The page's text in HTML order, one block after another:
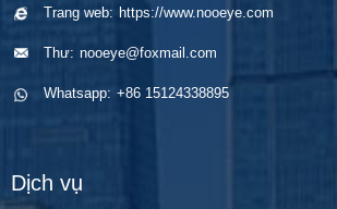
Trang web: https://www.nooeye.com
Thư: nooeye@foxmail.com
Whatsapp: +86 15124338895
Dịch vụ